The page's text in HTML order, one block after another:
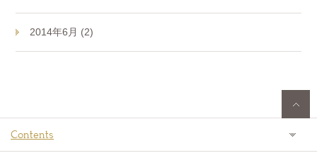
2014年6月 (2)
Contents